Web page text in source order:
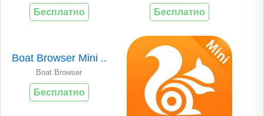
Бесплатно Бесплатно
Boat Browser Mini ..
Boat Browser
Бесплатно